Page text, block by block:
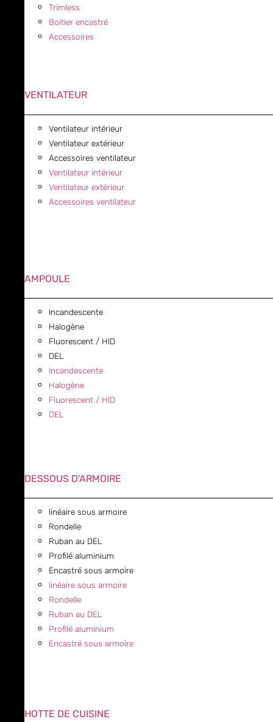
Trimless
Boitier encastré
Accessoires
VENTILATEUR
Ventilateur intérieur
Ventilateur extérieur
Accessoires ventilateur
Ventilateur intérieur
Ventilateur extérieur
Accessoires ventilateur
AMPOULE
Incandescente
Halogène
Fluorescent / HID
DEL
Incandescente
Halogène
Fluorescent / HID
DEL
DESSOUS D'ARMOIRE
linéaire sous armoire
Rondelle
Ruban au DEL
Profilé aluminium
Encastré sous armoire
linéaire sous armoire
Rondelle
Ruban au DEL
Profilé aluminium
Encastré sous armoire
HOTTE DE CUISINE